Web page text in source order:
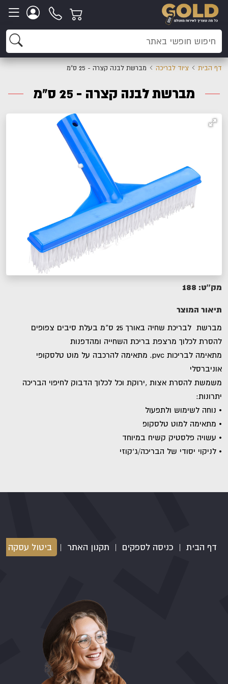
דף הבית ציוד לבריכה מברשת לבנה קצרה - 25 ס"מ
מברשת לבנה קצרה - 25 ס"מ
מק''ט: 188
תיאור המוצר
מברשת לבריכת שחיה באורך 25 ס"מ בעלת סיבים צפופים
להסרת לכלוך מרצפת בריכת השחייה ומהדפנות
מתאימה לבריכות pvc. מתאימה להרכבה על מוט טלסקופי
אוניברסלי
משמשת להסרת אצות ,ירוקת וכל לכלוך הדבוק לחיפוי הבריכה
יתרונות:
• נוחה לשימוש ולתפעול
• מתאימה למוט טלסקופ
• עשויה פלסטיק קשיח במיוחד
• לניקוי יסודי של הבריכה/ג'קוזי
דף הבית | כניסה לספקים | תקנון האתר | ביטול עסקה